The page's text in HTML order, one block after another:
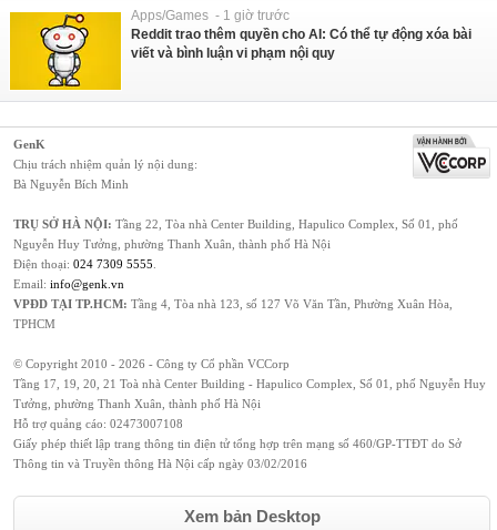
Apps/Games - 1 giờ trước
Reddit trao thêm quyền cho AI: Có thể tự động xóa bài
viết và bình luận vi phạm nội quy
GenK
Chịu trách nhiệm quản lý nội dung:
Bà Nguyễn Bích Minh
TRỤ SỞ HÀ NỘI: Tầng 22, Tòa nhà Center Building, Hapulico Complex, Số 01, phố
Nguyễn Huy Tưởng, phường Thanh Xuân, thành phố Hà Nội
Điện thoại: 024 7309 5555
Email: info@genk.vn
VPĐD TẠI TP.HCM: Tầng 4, Tòa nhà 123, số 127 Võ Văn Tần, Phường Xuân Hòa,
TPHCM
© Copyright 2010 - 2026 - Công ty Cổ phần VCCorp
Tầng 17, 19, 20, 21 Toà nhà Center Building - Hapulico Complex, Số 01, phố Nguyễn Huy
Tưởng, phường Thanh Xuân, thành phố Hà Nội
Hỗ trợ quảng cáo: 02473007108
Giấy phép thiết lập trang thông tin điện tử tổng hợp trên mạng số 460/GP-TTĐT do Sở
Thông tin và Truyền thông Hà Nội cấp ngày 03/02/2016
Xem bản Desktop